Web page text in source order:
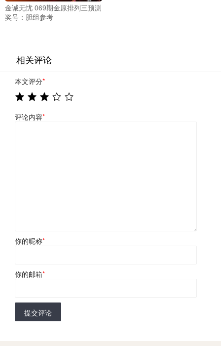
金诚无忧 069期金原排列三预测
奖号：胆组参考
相关评论
本文评分*
评论内容*
你的昵称*
你的邮箱*
提交评论